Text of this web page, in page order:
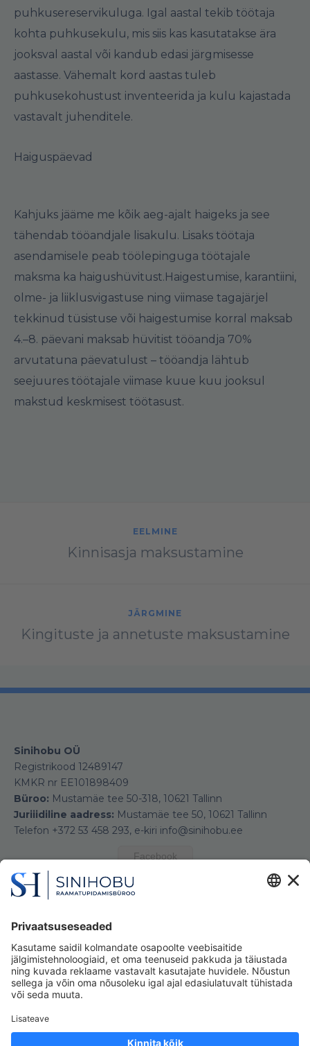
puhkusereservikuluga. Igal aastal tekib töötaja
kohta puhkusekulu, mis siis kas kasutatakse ära
jooksval aastal või kandub edasi järgmisesse
aastasse. Vähemalt kord aastas tuleb
puhkusekohustust inventeerida ja kulu kajastada
vastavalt juhenditele.
Haiguspäevad
Kahjuks jääme me kõik aeg-ajalt haigeks ja see
tähendab tööandjale lisakulu. Lisaks töötaja
asendamisele peab töölepinguga töötajale
maksma ka haigushüvitust.Haigestumise, karantiini,
olme- ja liiklusvigastuse ning viimase tagajärjel
tekkinud tüsistuse või haigestumise korral maksab
4.–8. päevani maksab hüvitist tööandja 70%
arvutatuna päevatulust – tööandja lähtub
seejuures töötajale viimase kuue kuu jooksul
makstud keskmisest töötasust.
EELMINE
Kinnisasja maksustamine
JÄRGMINE
Kingituste ja annetuste maksustamine
Sinihobu OÜ
Registrikood 12489147
KMKR nr EE101898409
Büroo: Mustamäe tee 50-318, 10621 Tallinn
Juriiidiline aadress: Mustamäe tee 50, 10621 Tallinn
Telefon +372 53 458 293, e-kiri info@sinihobu.ee
Facebook
Kasutades seda veebilehte, nõustute meie